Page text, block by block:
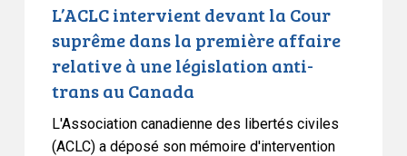
privée
législation
trans
Canada
L’ACLC intervient devant la Cour
suprême dans la première affaire
relative à une législation anti-
trans au Canada
L'Association canadienne des libertés civiles
(ACLC) a déposé son mémoire d'intervention